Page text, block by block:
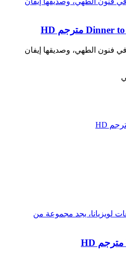
فنون الطهي، وصديقها إيفان
لويزيانا، يجد مجموعة من